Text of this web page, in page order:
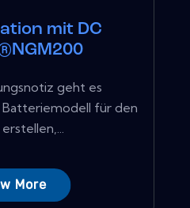
mit DC
geht es
Batteriemodell für den
More